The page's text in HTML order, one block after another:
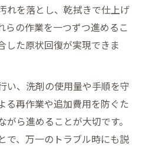
れを落とし、乾拭きで仕上げ
らの作業を一つずつ進めるこ
した原状回復が実現できま
い、洗剤の使用量や手順を守
る再作業や追加費用を防ぐた
ら進めることが大切です。
で、万一のトラブル時にも説